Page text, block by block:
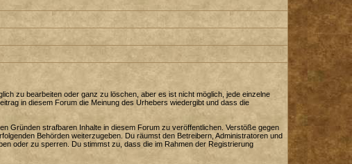
zu bearbeiten oder ganz zu löschen, aber es ist nicht möglich, jede einzelne
in diesem Forum die Meinung des Urhebers wiedergibt und dass die
Gründen strafbaren Inhalte in diesem Forum zu veröffentlichen. Verstöße gegen
Behörden weiterzugeben. Du räumst den Betreibern, Administratoren und
oder zu sperren. Du stimmst zu, dass die im Rahmen der Registrierung